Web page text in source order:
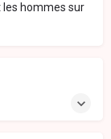
hommes sur